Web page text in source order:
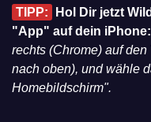
TIPP:
Hol Dir jetzt
"App" auf dein iPhone:
rechts (Chrome) auf
nach oben), und wähle
Homebildschirm".